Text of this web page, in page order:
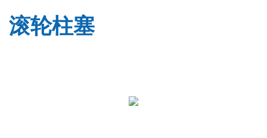
滚轮柱塞